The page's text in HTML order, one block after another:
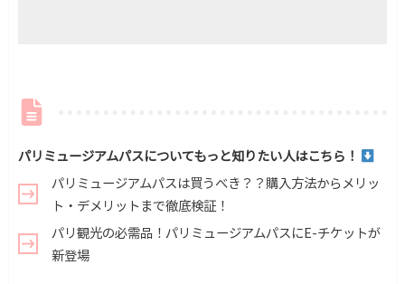
パリミュージアムパスについてもっと知りたい人はこちら！
パリミュージアムパスは買うべき？？購入方法からメリッ
ト・デメリットまで徹底検証！
パリ観光の必需品！パリミュージアムパスにE-チケットが
新登場